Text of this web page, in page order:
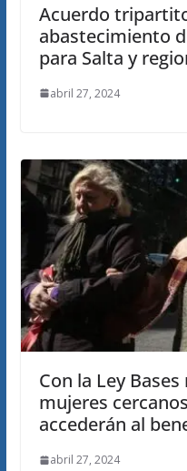
Acuerdo
abastecimiento
para Salta y
abril 27, 2024
Con la Ley
mujeres
accederán al
abril 27, 2024